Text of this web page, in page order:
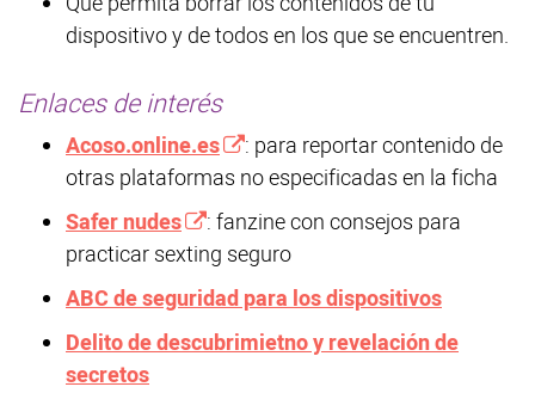
dispositivo y de todos en los que se encuentren.
Enlaces de interés
Acoso.online.es
: para reportar contenido de
otras plataformas no especificadas en la ficha
Safer nudes
: fanzine con consejos para
practicar sexting seguro
ABC de seguridad para los dispositivos
Delito de descubrimietno y revelación de
secretos